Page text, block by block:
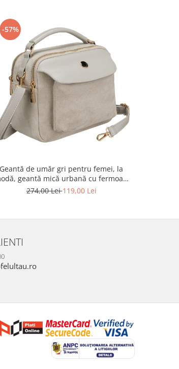
-57%
Geantă de umăr gri pentru femei, la
geantă mică urbană cu fermoar,
piele ecologică - Peterson PTR-PTN
274,00 Lei119,00 Lei